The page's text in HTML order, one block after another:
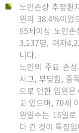
노인손상 추정환
원의 38.4%이었
65세이상 노인
3,237명, 여자
니다.
노인의 주요 손
사고, 부딪힘, 중
으로 인한 입원
고 있으며, 70세
원일수는 16일
다 긴 것이 특징